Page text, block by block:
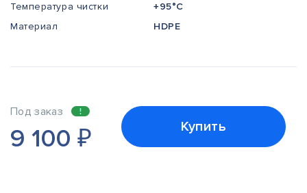
Температура чистки
+95°С
Материал
HDPE
Под заказ
9 100₽ Купить